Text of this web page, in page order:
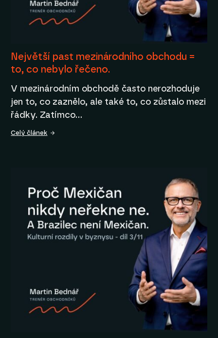
Největší past mezinárodního obchodu =
to, co nebylo řečeno.
V mezinárodním obchodě často nerozhoduje
jen to, co zaznělo, ale také to, co zůstalo mezi
řádky. Zatímco…
Celý článek